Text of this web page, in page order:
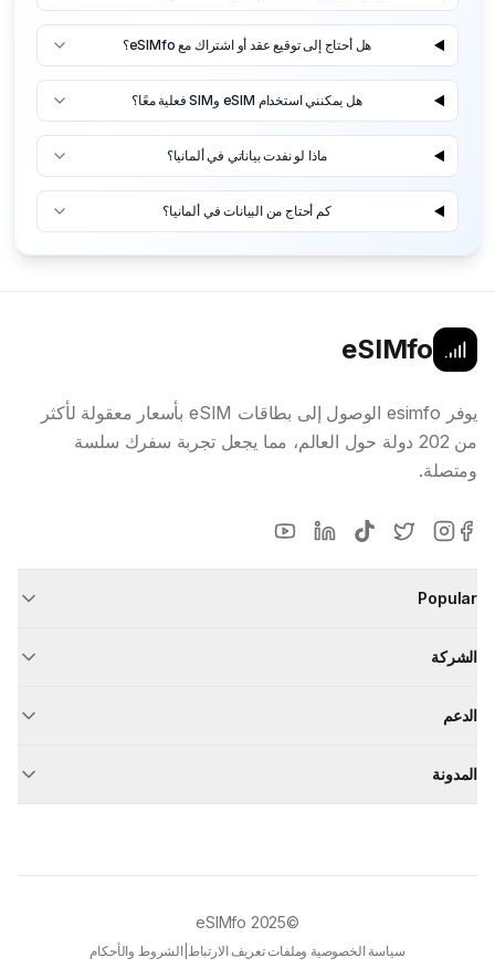
هل أحتاج إلى توقيع عقد أو اشتراك مع eSIMfo؟
هل يمكنني استخدام eSIM وSIM فعلية معًا؟
ماذا لو نفدت بياناتي في ألمانيا؟
كم أحتاج من البيانات في ألمانيا؟
eSIMfo
يوفر esimfo الوصول إلى بطاقات eSIM بأسعار معقولة لأكثر
من 202 دولة حول العالم، مما يجعل تجربة سفرك سلسة
ومتصلة.
Popular
الشركة
الدعم
المدونة
©2025
eSIMfo
سياسة الخصوصية وملفات تعريف الارتباط |الشروط والأحكام